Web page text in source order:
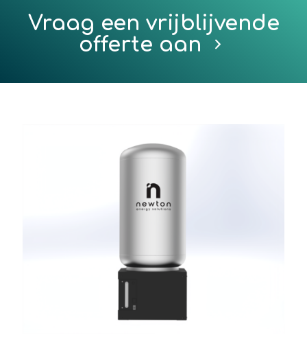
Vraag een vrijblijvende
offerte aan